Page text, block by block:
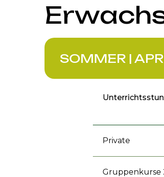
SOMMER |
Private
Gruppenkurse